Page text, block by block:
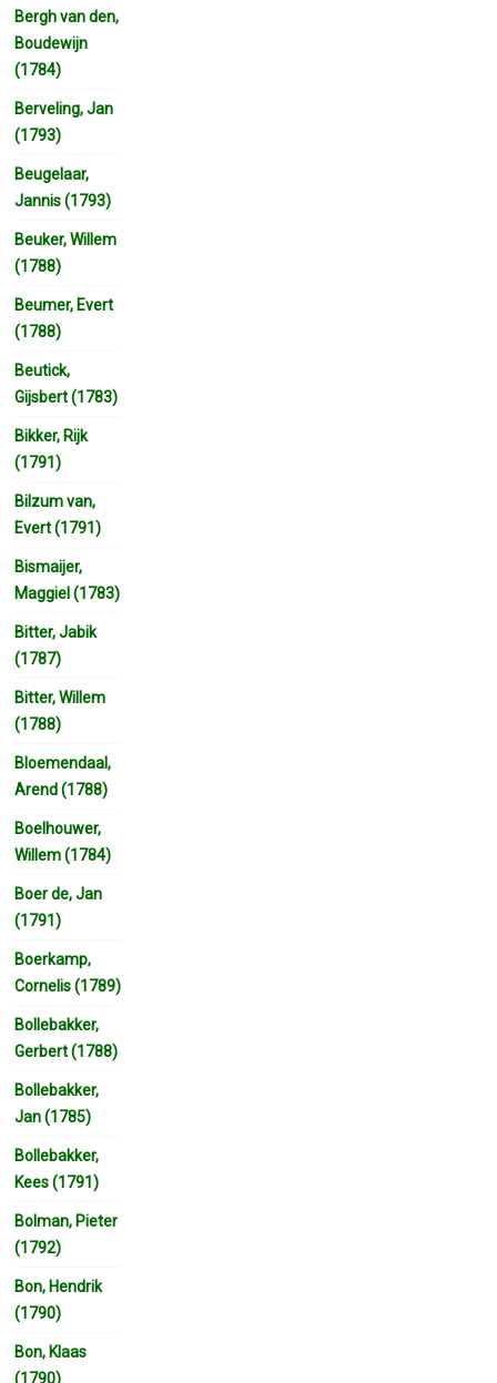
Bergh van den,
Boudewijn
(1784)
Berveling, Jan
(1793)
Beugelaar,
Jannis (1793)
Beuker, Willem
(1788)
Beumer, Evert
(1788)
Beutick,
Gijsbert (1783)
Bikker, Rijk
(1791)
Bilzum van,
Evert (1791)
Bismaijer,
Maggiel (1783)
Bitter, Jabik
(1787)
Bitter, Willem
(1788)
Bloemendaal,
Arend (1788)
Boelhouwer,
Willem (1784)
Boer de, Jan
(1791)
Boerkamp,
Cornelis (1789)
Bollebakker,
Gerbert (1788)
Bollebakker,
Jan (1785)
Bollebakker,
Kees (1791)
Bolman, Pieter
(1792)
Bon, Hendrik
(1790)
Bon, Klaas
(1790)